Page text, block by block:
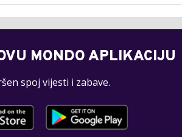
MONDO APLIKACIJU
spoj vijesti i zabave.